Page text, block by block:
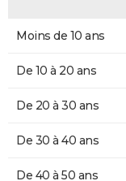
Moins de 10 ans
De 10 à 20 ans
De 20 à 30 ans
De 30 à 40 ans
De 40 à 50 ans